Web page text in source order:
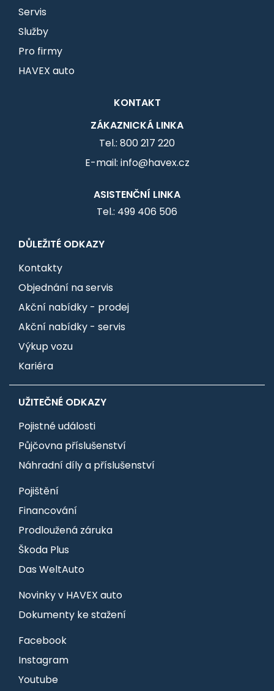
Servis
Služby
Pro firmy
HAVEX auto
KONTAKT
ZÁKAZNICKÁ LINKA
Tel.: 800 217 220
E-mail: info@havex.cz
ASISTENČNÍ LINKA
Tel.: 499 406 506
DŮLEŽITÉ ODKAZY
Kontakty
Objednání na servis
Akční nabídky - prodej
Akční nabídky - servis
Výkup vozu
Kariéra
UŽITEČNÉ ODKAZY
Pojistné události
Půjčovna příslušenství
Náhradní díly a příslušenství
Pojištění
Financování
Prodloužená záruka
Škoda Plus
Das WeltAuto
Novinky v HAVEX auto
Dokumenty ke stažení
Facebook
Instagram
Youtube